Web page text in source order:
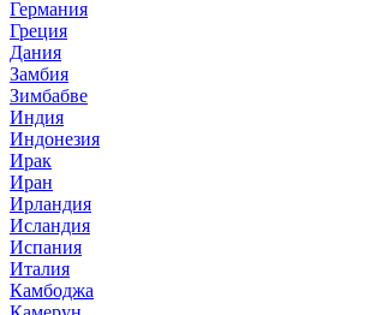
Германия
Греция
Дания
Замбия
Зимбабве
Индия
Индонезия
Ирак
Иран
Ирландия
Исландия
Испания
Италия
Камбоджа